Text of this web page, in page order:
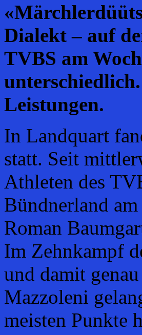
Dialekt – auf
TVBS am
Leistungen.
In Landquart
statt. Seit
Athleten des
Bündnerland
Roman
Im Zehnkampf
und damit
Mazzoleni
meisten Punkte